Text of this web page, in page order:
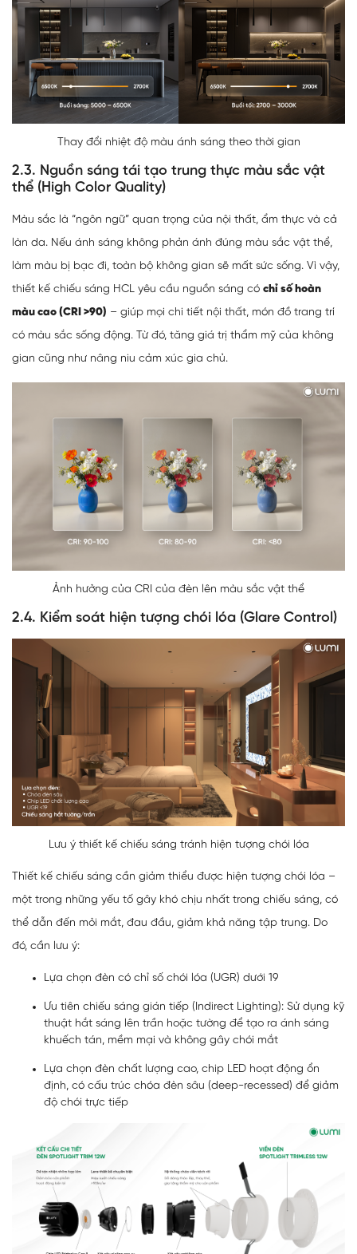
Thay đổi nhiệt độ màu ánh sáng theo thời gian
2.3. Nguồn sáng tái tạo trung thực màu sắc vật
thể (High Color Quality)
Màu sắc là “ngôn ngữ” quan trọng của nội thất, ẩm thực và cả
làn da. Nếu ánh sáng không phản ánh đúng màu sắc vật thể,
làm màu bị bạc đi, toàn bộ không gian sẽ mất sức sống. Vì vậy,
thiết kế chiếu sáng HCL yêu cầu nguồn sáng có chỉ số hoàn
màu cao (CRI >90) – giúp mọi chi tiết nội thất, món đồ trang trí
có màu sắc sống động. Từ đó, tăng giá trị thẩm mỹ của không
gian cũng như nâng niu cảm xúc gia chủ.
Ảnh hưởng của CRI của đèn lên màu sắc vật thể
2.4. Kiểm soát hiện tượng chói lóa (Glare Control)
Lưu ý thiết kế chiếu sáng tránh hiện tượng chói lóa
Thiết kế chiếu sáng cần giảm thiểu được hiện tượng chói lóa –
một trong những yếu tố gây khó chịu nhất trong chiếu sáng, có
thể dẫn đến mỏi mắt, đau đầu, giảm khả năng tập trung. Do
đó, cần lưu ý:
Lựa chọn đèn có chỉ số chói lóa (UGR) dưới 19
Ưu tiên chiếu sáng gián tiếp (Indirect Lighting): Sử dụng kỹ
thuật hắt sáng lên trần hoặc tường để tạo ra ánh sáng
khuếch tán, mềm mại và không gây chói mắt
Lựa chọn đèn chất lượng cao, chip LED hoạt động ổn
định, có cấu trúc chóa đèn sâu (deep-recessed) để giảm
độ chói trực tiếp